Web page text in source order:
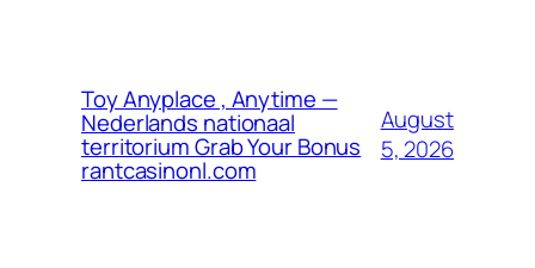
Toy Anyplace , Anytime —
Nederlands nationaal
territorium Grab Your Bonus
rantcasinonl.com
August
5, 2026